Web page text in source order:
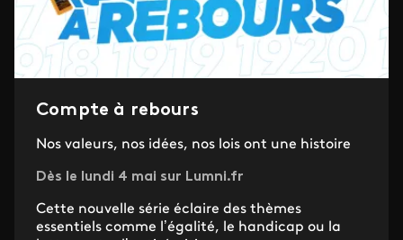
Compte à rebours
Nos valeurs, nos idées, nos lois ont une histoire
Dès le lundi 4 mai sur Lumni.fr
Cette nouvelle série éclaire des thèmes
essentiels comme l’égalité, le handicap ou la